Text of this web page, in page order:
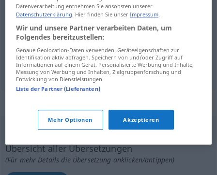
поспевать<-спеть > reifen
созревать<-зреть > reifen
зреть<созреть >созревать FIG <-зреть > reifen
unpers>
Übersicht aller Übersetzungen
(Für mehr Details die Übersetzung anklicken/antippen)
Datenverarbeitung entnehmen Sie ansonsten unserer
Datenschutzerklärung. Hier finden Sie unserImpressum.
Wir und unsere Partner verarbeiten Daten, um
Folgendes bereitzustellen:
Genaue Geolocation-Daten verwenden. Geräteeigenschaften zur
Identifikation aktiv abfragen. Speichern von und/oder Zugriff auf
Informationen auf einem Gerät. Personalisierte Werbung und Inhalte,
Messung von Werbung und Inhalten, Zielgruppenforschung und
Entwicklung von Dienstleistungen.
Liste der Partner (Lieferanten)
Mehr Optionen Akzeptieren